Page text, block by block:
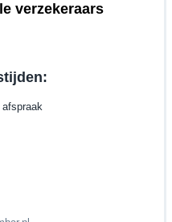
verzekeraars
afspraak